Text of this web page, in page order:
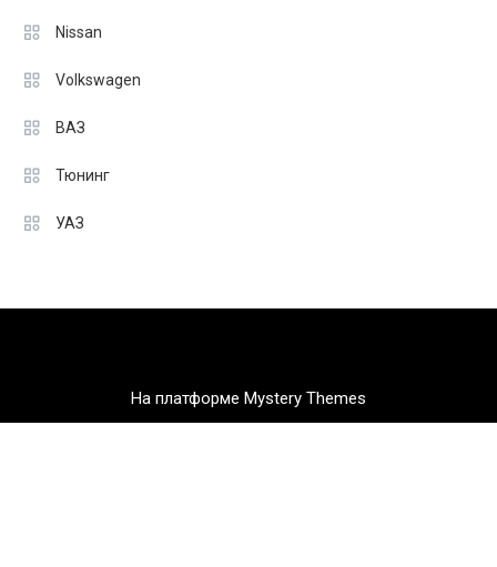
Nissan
Volkswagen
ВАЗ
Тюнинг
УАЗ
На платформе Mystery Themes